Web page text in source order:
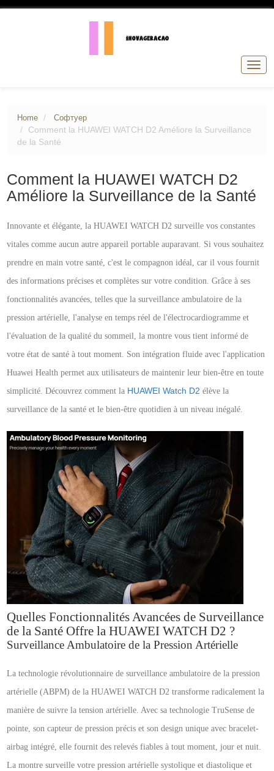
Home Софтуер
Comment la HUAWEI WATCH D2 Améliore la Surveillance
de la Santé
Comment la HUAWEI WATCH D2
Améliore la Surveillance de la Santé
Innovante et élégante, la HUAWEI WATCH D2 surveille vos constantes
vitales comme aucun autre appareil portable auparavant. Si vous souhaitez
prendre en main votre santé, c'est le compagnon idéal, car il vous fournit
des informations précises et complètes sur votre condition. Grâce à ses
fonctionnalités avancées, telles que la surveillance ambulatoire de la
pression artérielle, l'analyse en temps réel de l'électrocardiogramme et
l'évaluation de la qualité du sommeil, la montre vous tient informé de
votre état de santé à tout moment. Son intégration fluide avec l'application
Huawei Health permet aux utilisateurs de maintenir leur bien-être en toute
simplicité. Découvrez comment la HUAWEI Watch D2 élève la
surveillance de la santé et le bien-être quotidien à un niveau inégalé.
Quelles Fonctionnalités Avancées de Surveillance
de la Santé Offre la HUAWEI WATCH D2 ?
Surveillance Ambulatoire de la Pression Artérielle
La technologie révolutionnaire de surveillance ambulatoire de la pression
artérielle (ABPM) de la HUAWEI WATCH D2 transforme radicalement la
manière de suivre la tension artérielle. Avec sa technologie TruSense de
pointe, son capteur de pression précis et son design unique avec bracelet-
airbag intégré, elle fournit des relevés fiables à tout moment, jour et nuit.
La montre surveille votre pression artérielle systolique et diastolique et